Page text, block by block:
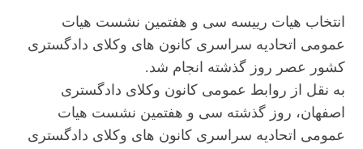
انتخاب هیات رییسه سی و هفتمین نشست هیات
عمومی اتحادیه سراسری کانون های وکلای دادگستری
کشور عصر روز گذشته انجام شد.
به نقل از روابط عمومی کانون وکلای دادگستری
اصفهان، روز گذشته سی و هفتمین نشست هیات
عمومی اتحادیه سراسری کانون های وکلای دادگستری